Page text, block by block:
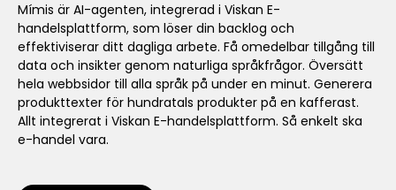
Mímis är AI-agenten, integrerad i Viskan E-
handelsplattform, som löser din backlog och
effektiviserar ditt dagliga arbete. Få omedelbar tillgång till
data och insikter genom naturliga språkfrågor. Översätt
hela webbsidor till alla språk på under en minut. Generera
produkttexter för hundratals produkter på en kafferast.
Allt integrerat i Viskan E-handelsplattform. Så enkelt ska
e-handel vara.